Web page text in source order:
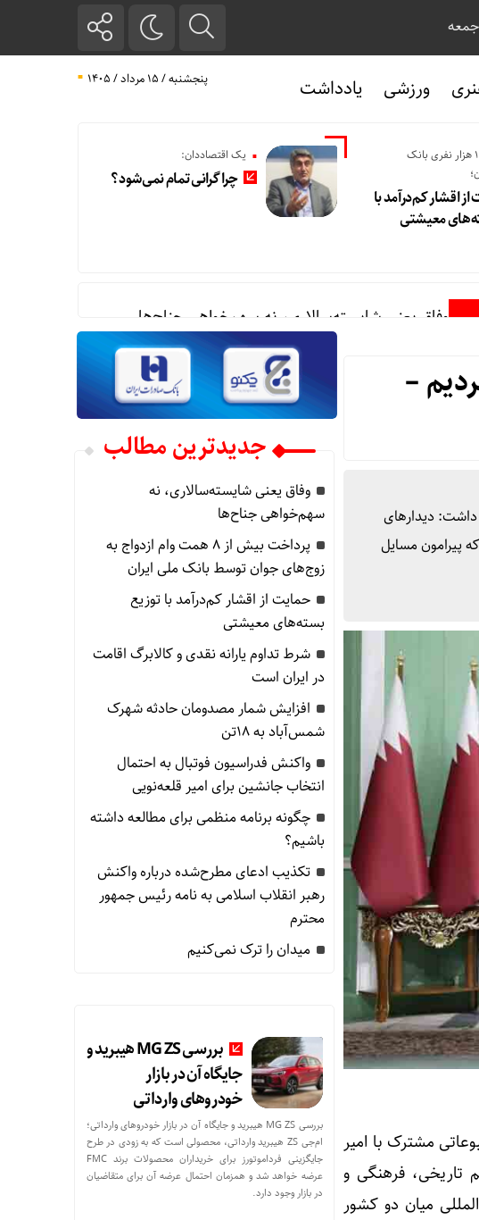
ورزشی یادداشت پنجشنبه / ۱۵ مرداد / ۱۴۰۵
مهمانی ۱۲ هزار نفری بانک
اقشار کم‌درآمد با
معیشتی
یک اقتصاددان:
چرا گرانی تمام نمی‌شود؟
وفاق یعنی شایسته‌سالاری، نه سهم‌خواهی جناح‌ها
پرداخت بیش از ۸ همت وام ازدواج به زوج‌های جوان توسط بانک ملی ایران
–
داشت: دیدار‌های
پیرامون مسایل
مشترک با امیر
تاریخی، فرهنگی و
میان دو کشور
جدیدترین مطالب
وفاق یعنی شایسته‌سالاری، نه
سهم‌خواهی جناح‌ها
پرداخت بیش از ۸ همت وام ازدواج به
زوج‌های جوان توسط بانک ملی ایران
حمایت از اقشار کم‌درآمد با توزیع
بسته‌های معیشتی
شرط تداوم یارانه نقدی و کالابرگ اقامت
در ایران است
افزایش شمار مصدومان حادثه شهرک
شمس‌آباد به ۱۸تن
واکنش فدراسیون فوتبال به احتمال
انتخاب جانشین برای امیر قلعه‌نویی
چگونه برنامه منظمی برای مطالعه داشته
باشیم؟
تکذیب ادعای مطرح‌شده درباره واکنش
رهبر انقلاب اسلامی به نامه رئیس جمهور
محترم
میدان را ترک نمی‌کنیم
بررسی MG ZS هیبرید و
جایگاه آن در بازار
خودروهای وارداتی
بررسی MG ZS هیبرید و جایگاه آن در بازار خودروهای وارداتی؛
ام‌جی ZS هیبرید وارداتی، محصولی است که به زودی در طرح
جایگزینی فرداموتورز برای خریداران محصولات برند FMC
عرضه خواهد شد و همزمان احتمال عرضه آن برای متقاضیان
در بازار وجود دارد.